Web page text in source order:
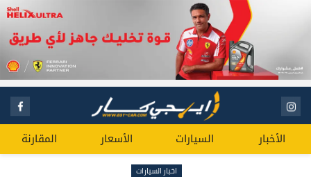
الأخبار السيارات الأسعار المقارنة
اخبار السيارات